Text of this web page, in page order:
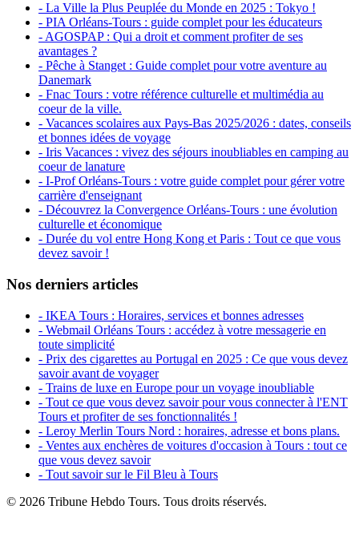
- La Ville la Plus Peuplée du Monde en 2025 : Tokyo !
- PIA Orléans-Tours : guide complet pour les éducateurs
- AGOSPAP : Qui a droit et comment profiter de ses
avantages ?
- Pêche à Stanget : Guide complet pour votre aventure au
Danemark
- Fnac Tours : votre référence culturelle et multimédia au
coeur de la ville.
- Vacances scolaires aux Pays-Bas 2025/2026 : dates, conseils
et bonnes idées de voyage
- Iris Vacances : vivez des séjours inoubliables en camping au
coeur de lanature
- I-Prof Orléans-Tours : votre guide complet pour gérer votre
carrière d'enseignant
- Découvrez la Convergence Orléans-Tours : une évolution
culturelle et économique
- Durée du vol entre Hong Kong et Paris : Tout ce que vous
devez savoir !
Nos derniers articles
- IKEA Tours : Horaires, services et bonnes adresses
- Webmail Orléans Tours : accédez à votre messagerie en
toute simplicité
- Prix des cigarettes au Portugal en 2025 : Ce que vous devez
savoir avant de voyager
- Trains de luxe en Europe pour un voyage inoubliable
- Tout ce que vous devez savoir pour vous connecter à l'ENT
Tours et profiter de ses fonctionnalités !
- Leroy Merlin Tours Nord : horaires, adresse et bons plans.
- Ventes aux enchères de voitures d'occasion à Tours : tout ce
que vous devez savoir
- Tout savoir sur le Fil Bleu à Tours
© 2026 Tribune Hebdo Tours. Tous droits réservés.